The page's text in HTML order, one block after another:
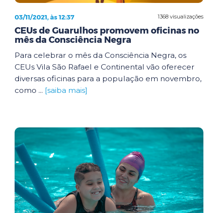
1368 visualizações
03/11/2021, às 12:37
CEUs de Guarulhos promovem oficinas no
mês da Consciência Negra
Para celebrar o mês da Consciência Negra, os
CEUs Vila São Rafael e Continental vão oferecer
diversas oficinas para a população em novembro,
como ... [saiba mais]